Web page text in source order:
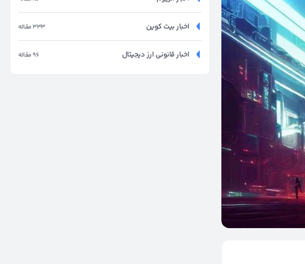
333 مقاله اخبار بیت کوین
96 مقاله اخبار قانونی ارز دیجیتال